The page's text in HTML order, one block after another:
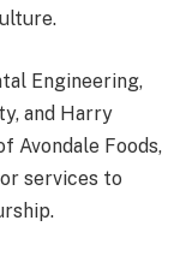
Engineering,
and Harry
Avondale Foods,
services to